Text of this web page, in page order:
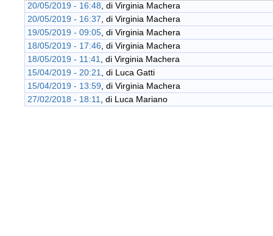
20/05/2019 - 16:48 , di Virginia Machera
20/05/2019 - 16:37 , di Virginia Machera
19/05/2019 - 09:05 , di Virginia Machera
18/05/2019 - 17:46 , di Virginia Machera
18/05/2019 - 11:41
, di Virginia Machera
15/04/2019 - 20:21
, di Luca Gatti
15/04/2019 - 13:59 , di Virginia Machera
27/02/2018 - 18:11
, di Luca Mariano